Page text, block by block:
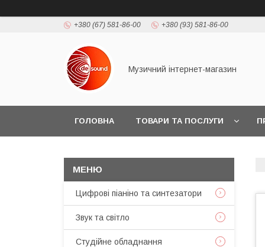
+380 (67) 581-86-00 +380 (93) 581-86-00
Музичний інтернет-магазин
ГОЛОВНА ТОВАРИ ТА ПОСЛУГИ
Цифрові піаніно та синтезатори
Звук та світло
Студійне обладнання